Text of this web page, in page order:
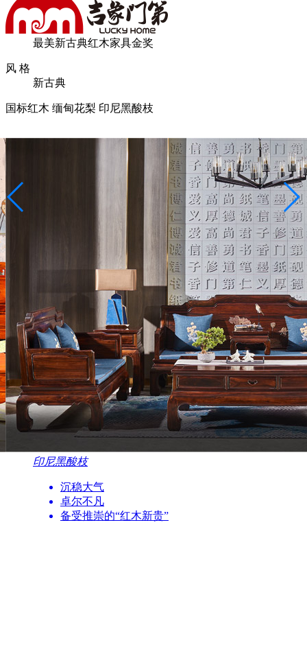
最美新古典红木家具金奖
风 格
新古典
国标红木 缅甸花梨 印尼黑酸枝
印尼黑酸枝
沉稳大气
卓尔不凡
备受推崇的“红木新贵”